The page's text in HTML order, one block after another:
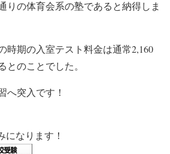
りの体育会系の塾であると納得しま
時期の入室テスト料金は通常2,160
とのことでした。
へ突入です！
になります！